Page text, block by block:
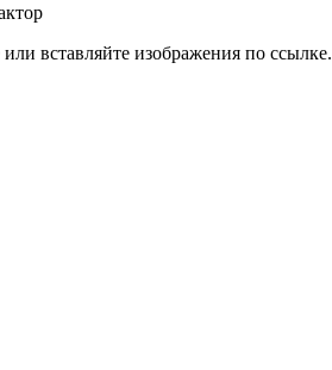
вставляйте изображения по ссылке.